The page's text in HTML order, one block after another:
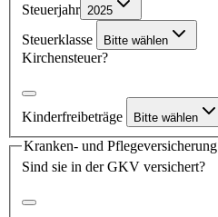
Steuerjahr 2025
Steuerklasse Bitte wählen
Kirchensteuer?
Kinderfreibeträge Bitte wählen
Kranken- und Pflegeversicherung
Sind sie in der GKV versichert?